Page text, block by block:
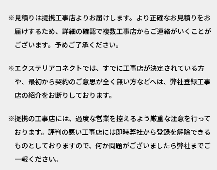
見積りは提携工事店よりお届けします。より正確なお見積りをお
届けするため、詳細の確認で複数工事店からご連絡がいくことが
ございます。予めご了承ください。
エクステリアコネクトでは、すでに工事店が決定されている方
や、最初から契約のご意思が全く無い方などへは、弊社登録工事
店の紹介をお断りしております。
提携の工事店には、過度な営業を控えるよう厳重な注意を行って
おります。評判の悪い工事店には即時弊社から登録を解除できる
ものとしておりますので、何か問題がございましたら弊社までご
一報ください。